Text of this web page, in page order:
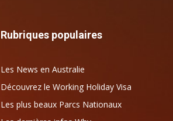
Rubriques populaires
Les News en Australie
Découvrez le Working Holiday Visa
Les plus beaux Parcs Nationaux